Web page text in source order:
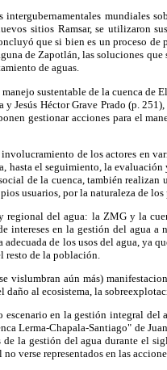
intergubernamentales mundiales
sitios Ramsar, se utilizaron
que si bien es un proceso
de Zapotlán, las soluciones
de aguas.
sustentable de la cuenca de
Jesús Héctor Grave Prado (p.
gestionar acciones para el
de los actores en
hasta el seguimiento, la
de la cuenca, también
usuarios, por la naturaleza de
del agua: la ZMG y la
intereses en la gestión del agua
de los usos del agua, ya
resto de la población.
vislumbran aún más)
al ecosistema, la
escenario en la gestión integral
Lerma-Chapala-Santiago" de
la gestión del agua durante el
verse representados en las